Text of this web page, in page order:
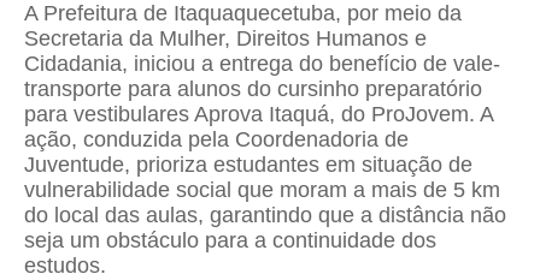
A Prefeitura de Itaquaquecetuba, por meio da
Secretaria da Mulher, Direitos Humanos e
Cidadania, iniciou a entrega do benefício de vale-
transporte para alunos do cursinho preparatório
para vestibulares Aprova Itaquá, do ProJovem. A
ação, conduzida pela Coordenadoria de
Juventude, prioriza estudantes em situação de
vulnerabilidade social que moram a mais de 5 km
do local das aulas, garantindo que a distância não
seja um obstáculo para a continuidade dos
estudos.